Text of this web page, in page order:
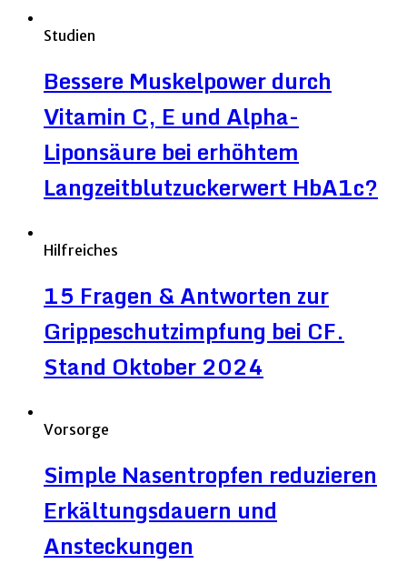
Studien
Bessere Muskelpower durch
Vitamin C, E und Alpha-
Liponsäure bei erhöhtem
Langzeitblutzuckerwert HbA1c?
Hilfreiches
15 Fragen & Antworten zur
Grippeschutzimpfung bei CF.
Stand Oktober 2024
Vorsorge
Simple Nasentropfen reduzieren
Erkältungsdauern und
Ansteckungen